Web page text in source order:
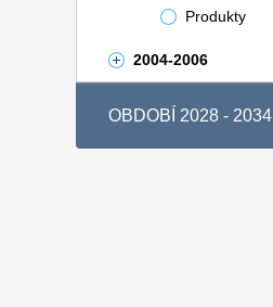
Produkty
2004-2006
OBDOBÍ 2028 - 2034